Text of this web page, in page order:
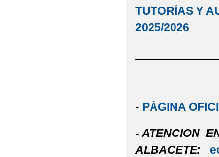
TUTORÍAS Y
2025/2026
- PÁGINA
- ATENCION
ALBACETE: